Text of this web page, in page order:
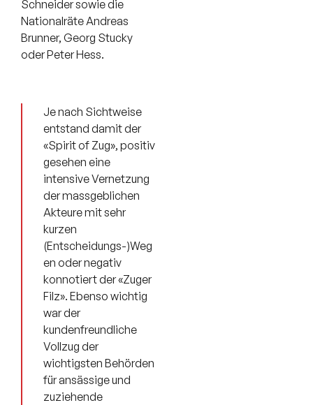
Schneider sowie die
Nationalräte Andreas
Brunner, Georg Stucky
oder Peter Hess.
Je nach Sichtweise
entstand damit der
«Spirit of Zug», positiv
gesehen eine
intensive Vernetzung
der massgeblichen
Akteure mit sehr
kurzen
(Entscheidungs-)Weg
en oder negativ
konnotiert der «Zuger
Filz». Ebenso wichtig
war der
kundenfreundliche
Vollzug der
wichtigsten Behörden
für ansässige und
zuziehende